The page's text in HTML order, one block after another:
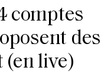
comptes
des
(en live)